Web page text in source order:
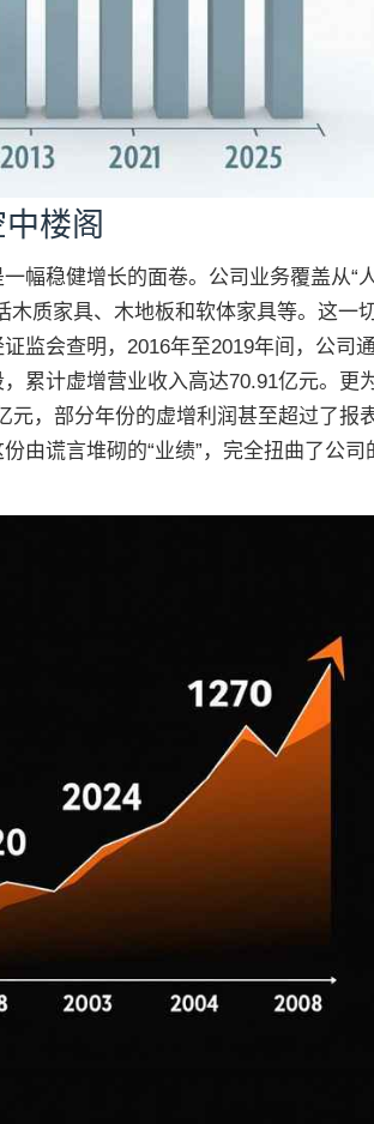
楼阁
幅稳健增长的面卷。公司业务覆盖从“
木质家具、木地板和软体家具等。这一
监会查明，2016年至2019年间，公司
累计虚增营业收入高达70.91亿元。更
元，部分年份的虚增利润甚至超过了报
由谎言堆砌的“业绩”，完全扭曲了公司